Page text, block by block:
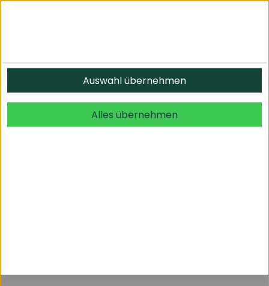
© 2026 undefined. alle Rechte vorbehalten.
Auswahl übernehmen
Alles übernehmen